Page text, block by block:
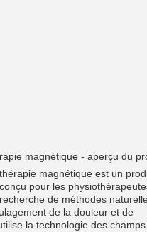
magnétique - aperçu du
magnétique est un
pour les
de méthodes
de la douleur et de
la technologie des champs